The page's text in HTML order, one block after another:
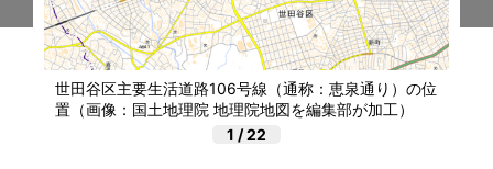
世田谷区主要生活道路106号線（通称：恵泉通り）の位
置（画像：国土地理院 地理院地図を編集部が加工）
1 /22